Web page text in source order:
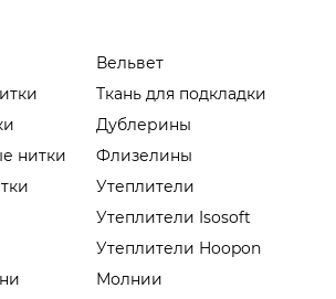
нитки
Вельвет
Ткань для подкладки
Дублерины
Флизелины
Утеплители
Утеплители Isosoft
Утеплители Hoopon
Молнии